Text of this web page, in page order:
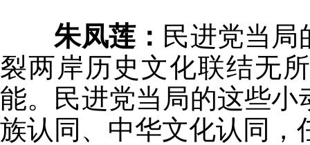
朱凤莲： 民进党当
裂两岸历史文化联结无
能。民进党当局的这些
族认同、中华文化认同，